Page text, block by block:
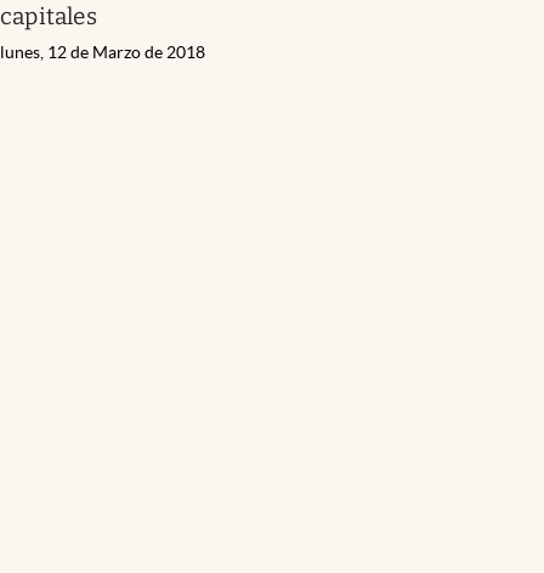
capitales
lunes, 12 de Marzo de 2018